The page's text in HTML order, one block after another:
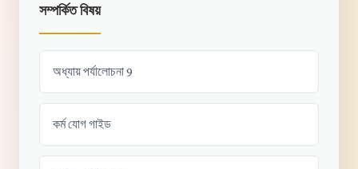
সম্পর্কিত বিষয়
অধ্যায় পর্যালোচনা 9
কর্ম যোগ গাইড